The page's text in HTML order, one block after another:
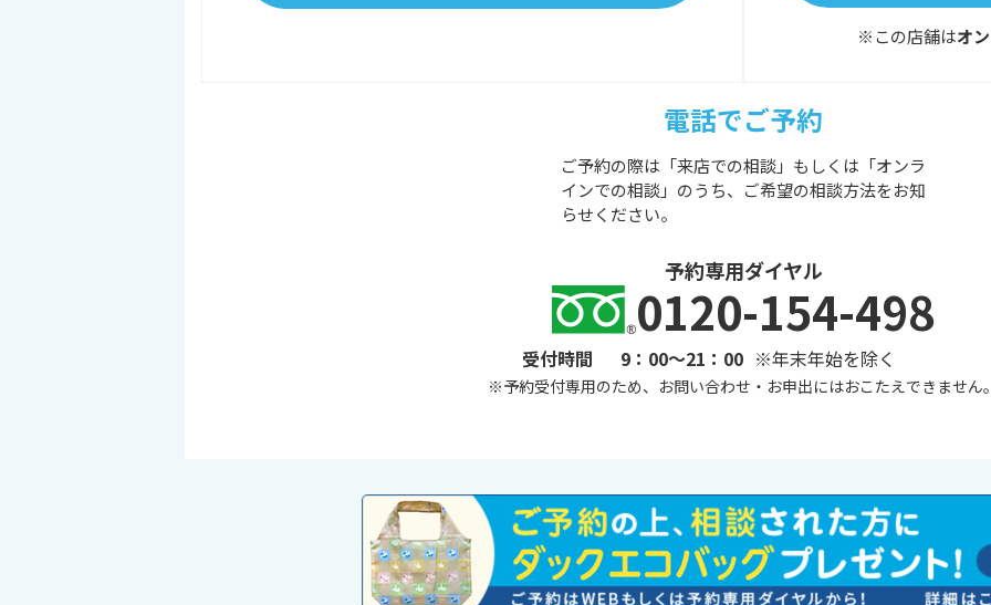
※この店舗はオ
電話でご予約
ご予約の際は「来店での相談」もしくは「オンラ
インでの相談」のうち、ご希望の相談方法をお知
らせください。
予約専用ダイヤル
0120-154-498
受付時間 9：00～21：00 ※年末年始を除く
※予約受付専用のため、お問い合わせ・お申出にはおこたえできません